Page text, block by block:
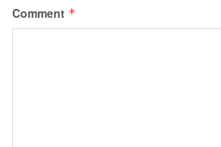
Comment *